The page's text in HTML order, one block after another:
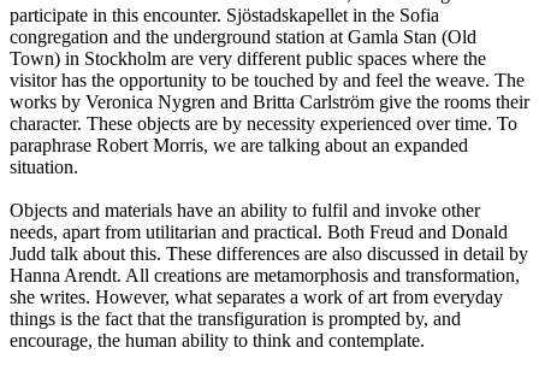
participate in this encounter. Sjöstadskapellet in the Sofia
congregation and the underground station at Gamla Stan (Old
Town) in Stockholm are very different public spaces where the
visitor has the opportunity to be touched by and feel the weave. The
works by Veronica Nygren and Britta Carlström give the rooms their
character. These objects are by necessity experienced over time. To
paraphrase Robert Morris, we are talking about an expanded
situation.
Objects and materials have an ability to fulfil and invoke other
needs, apart from utilitarian and practical. Both Freud and Donald
Judd talk about this. These differences are also discussed in detail by
Hanna Arendt. All creations are metamorphosis and transformation,
she writes. However, what separates a work of art from everyday
things is the fact that the transfiguration is prompted by, and
encourage, the human ability to think and contemplate.